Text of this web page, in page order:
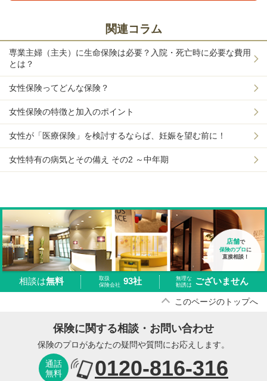
関連コラム
専業主婦（主夫）に生命保険は必要？入院・死亡時に必要な費用
とは？
女性保険ってどんな保険？
女性保険の特徴と加入のポイント
女性が「医療保険」を検討するならば、妊娠を望む前に！
女性特有の病気とその備え その2 ～中年期
店舗で
保険のプロ に
直接相談！
相談は無料
取扱
保険会社 93社
無理な
勧誘は
ございません
このページのトップへ
保険に関する相談・お問い合わせ
保険のプロがあなたの疑問や質問にお応えします。
通話
無料
0120-816-316